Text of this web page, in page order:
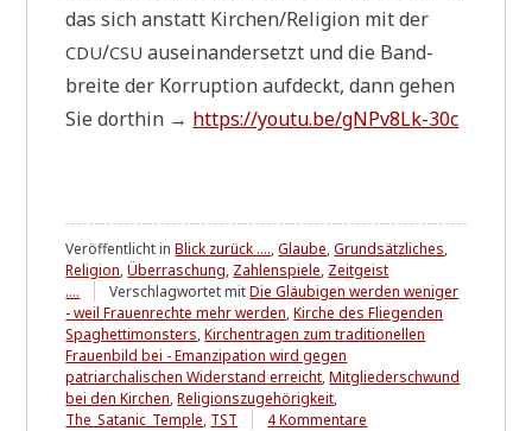
das sich anstatt Kirchen/Religion mit der
CDU/CSU aus­ein­an­der­setzt und die Band­
brei­te der Kor­rup­ti­on auf­deckt, dann gehen
Sie dort­hin → https://youtu.be/gNPv8Lk-30c
Veröffentlicht inBlick zurück ....,Glaube,Grundsätzliches,
Religion,Überraschung, Zahlenspiele, Zeitgeist
....
Verschlagwortet mitDie Gläubigen werden weniger
- weil Frauenrechte mehr werden,Kirche des Fliegenden
Spaghettimonsters,Kirchentragen zum traditionellen
Frauenbild bei - Emanzipation wird gegen
patriarchalischen Widerstand erreicht,Mitgliederschwund
bei den Kirchen,Religionszugehörigkeit,
The_Satanic_Temple, TST 4 Kommentare